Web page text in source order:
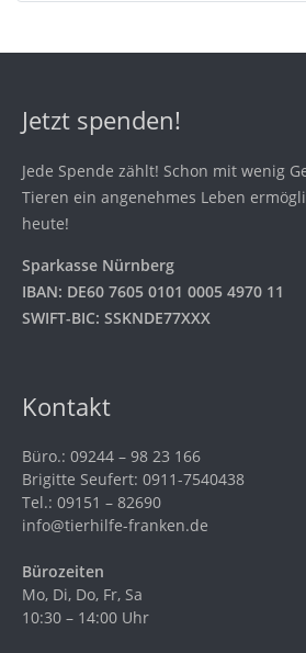
Jetzt spenden!
Jede Spende zählt! Schon mit wenig
Tieren ein angenehmes Leben
heute!
Sparkasse Nürnberg
IBAN: DE60 7605 0101 0005 4970 11
SWIFT-BIC: SSKNDE77XXX
Kontakt
Büro.: 09244 – 98 23 166
Brigitte Seufert: 0911-7540438
Tel.: 09151 – 82690
info@tierhilfe-franken.de
Bürozeiten
Mo, Di, Do, Fr, Sa
10:30 – 14:00 Uhr